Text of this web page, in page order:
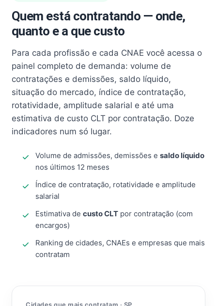
Quem está contratando — onde,
quanto e a que custo
Para cada profissão e cada CNAE você acessa o
painel completo de demanda: volume de
contratações e demissões, saldo líquido,
situação do mercado, índice de contratação,
rotatividade, amplitude salarial e até uma
estimativa de custo CLT por contratação. Doze
indicadores num só lugar.
Volume de admissões, demissões e saldo líquido
nos últimos 12 meses
Índice de contratação, rotatividade e amplitude
salarial
Estimativa de custo CLT por contratação (com
encargos)
Ranking de cidades, CNAEs e empresas que mais
contratam